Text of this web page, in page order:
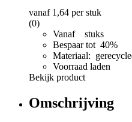
vanaf 1,64 per stuk
(0)
Vanaf stuks
Bespaar tot 40%
Materiaal:
Voorraad laden
Bekijk product
Omschrijving